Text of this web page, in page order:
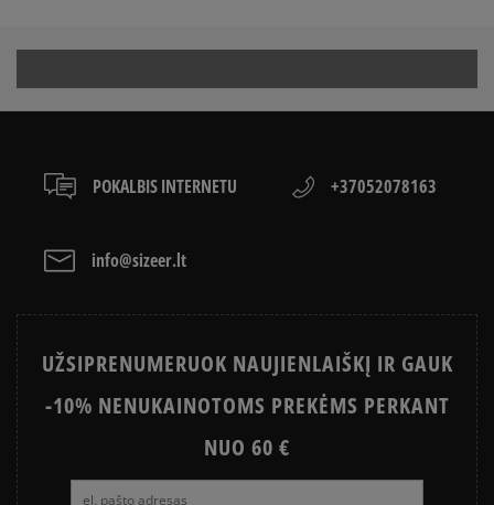
POKALBIS INTERNETU +37052078163
info@sizeer.lt
UŽSIPRENUMERUOK NAUJIENLAIŠKĮ IR GAUK
-10% NENUKAINOTOMS PREKĖMS PERKANT
NUO 60 €